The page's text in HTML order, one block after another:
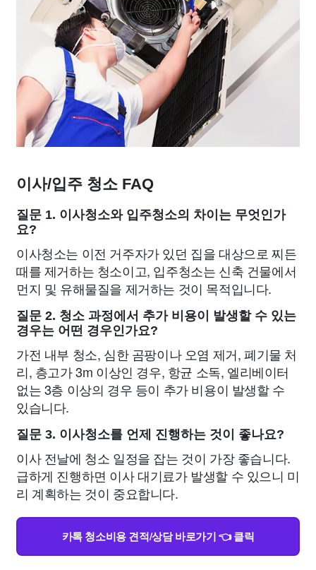
이사/입주 청소 FAQ
질문 1. 이사청소와 입주청소의 차이는 무엇인가
요?
이사청소는 이전 거주자가 있던 집을 대상으로 찌든
때를 제거하는 청소이고, 입주청소는 신축 건물에서
먼지 및 유해물질을 제거하는 것이 목적입니다.
질문 2. 청소 과정에서 추가 비용이 발생할 수 있는
경우는 어떤 경우인가요?
가전 내부 청소, 심한 곰팡이나 오염 제거, 폐기물 처
리, 층고가 3m 이상인 경우, 항균 소독, 엘리베이터
없는 3층 이상의 경우 등이 추가 비용이 발생할 수
있습니다.
질문 3. 이사청소를 언제 진행하는 것이 좋나요?
이사 전날에 청소 일정을 잡는 것이 가장 좋습니다.
급하게 진행하면 이사 대기료가 발생할 수 있으니 미
리 계획하는 것이 중요합니다.
카톡 청소비용 견적/상담 바로가기 👈 클릭